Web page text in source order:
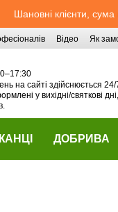
Шановні клієнти,
Відео Як
на сайті здійснюється
у вихідні/святкові
ДОБРИВА